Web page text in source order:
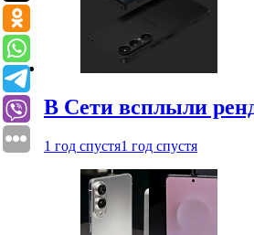
В Сети всплыли
1 год спустя1 год спустя